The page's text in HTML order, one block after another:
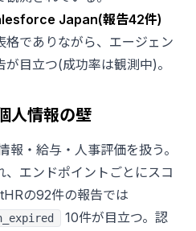
Japan(報告42件)
でありながら、エージェン
目立つ(成功率は観測中)。
人情報の壁
・給与・人事評価を扱う。
エンドポイントごとにスコ
の92件の報告では
10件が目立つ。認